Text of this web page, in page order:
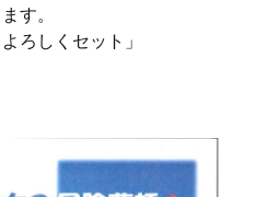
す。
ろしくセット」